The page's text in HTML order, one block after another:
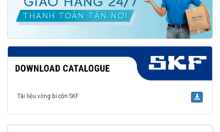
Tài liệu vòng bi côn SKF